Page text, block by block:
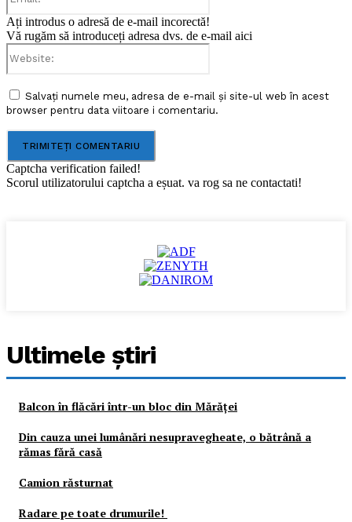
Ați introdus o adresă de e-mail incorectă!
Vă rugăm să introduceți adresa dvs. de e-mail aici
Salvați numele meu, adresa de e-mail și site-ul web în acest
browser pentru data viitoare i comentariu.
Captcha verification failed!
Scorul utilizatorului captcha a eșuat. va rog sa ne contactati!
Ultimele ştiri
Balcon în flăcări într-un bloc din Mărăţei
Din cauza unei lumânări nesupravegheate, o bătrână a
rămas fără casă
Camion răsturnat
Radare pe toate drumurile!